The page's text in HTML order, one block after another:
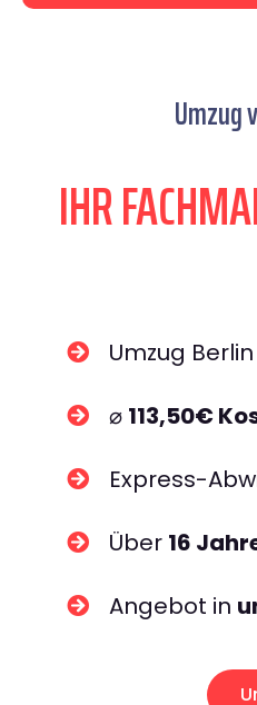
Umzug
IHR
Umzug
⌀ 113,50€
Express-
Über 16
Angebot in